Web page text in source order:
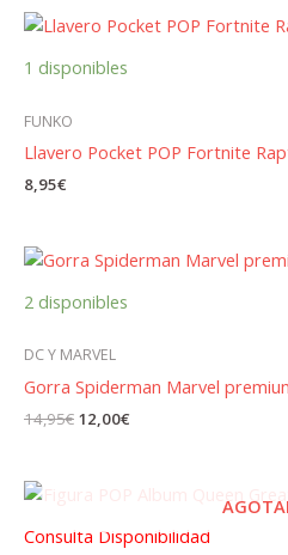
1 disponibles
FUNKO
Llavero Pocket POP Fortnite
8,95€
2 disponibles
DC Y MARVEL
Gorra Spiderman Marvel
14,95€ El
12,00€
Consulta Disponibilidad